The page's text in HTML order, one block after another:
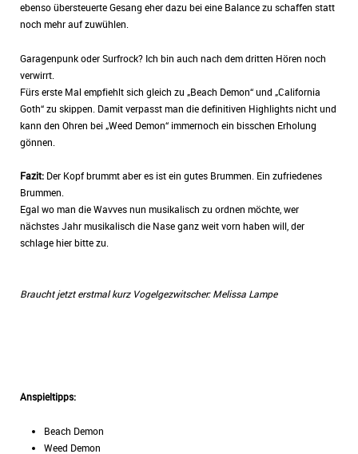
ebenso übersteuerte Gesang eher dazu bei eine Balance zu schaffen statt
noch mehr auf zuwühlen.
Garagenpunk oder Surfrock? Ich bin auch nach dem dritten Hören noch
verwirrt.
Fürs erste Mal empfiehlt sich gleich zu „Beach Demon“ und „California
Goth“ zu skippen. Damit verpasst man die definitiven Highlights nicht und
kann den Ohren bei „Weed Demon“ immernoch ein bisschen Erholung
gönnen.
Fazit: Der Kopf brummt aber es ist ein gutes Brummen. Ein zufriedenes
Brummen.
Egal wo man die Wavves nun musikalisch zu ordnen möchte, wer
nächstes Jahr musikalisch die Nase ganz weit vorn haben will, der
schlage hier bitte zu.
Braucht jetzt erstmal kurz Vogelgezwitscher: Melissa Lampe
Anspieltipps:
Beach Demon
Weed Demon